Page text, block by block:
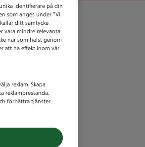
identifierare på din
som anges under ”Vi
ditt samtycke
vara mindre relevanta
när som helst genom
att ha effekt inom vår
reklam. Skapa
reklamprestanda.
förbättra tjänster.